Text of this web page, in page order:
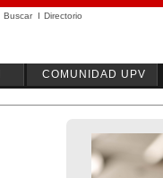
Buscar I Directorio
COMUNIDAD UPV